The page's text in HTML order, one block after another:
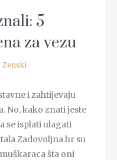
5
za vezu
Zenski
i zahtijevaju
No, kako znati jeste
se isplati ulagati
Zadovoljna.hr su
šta oni